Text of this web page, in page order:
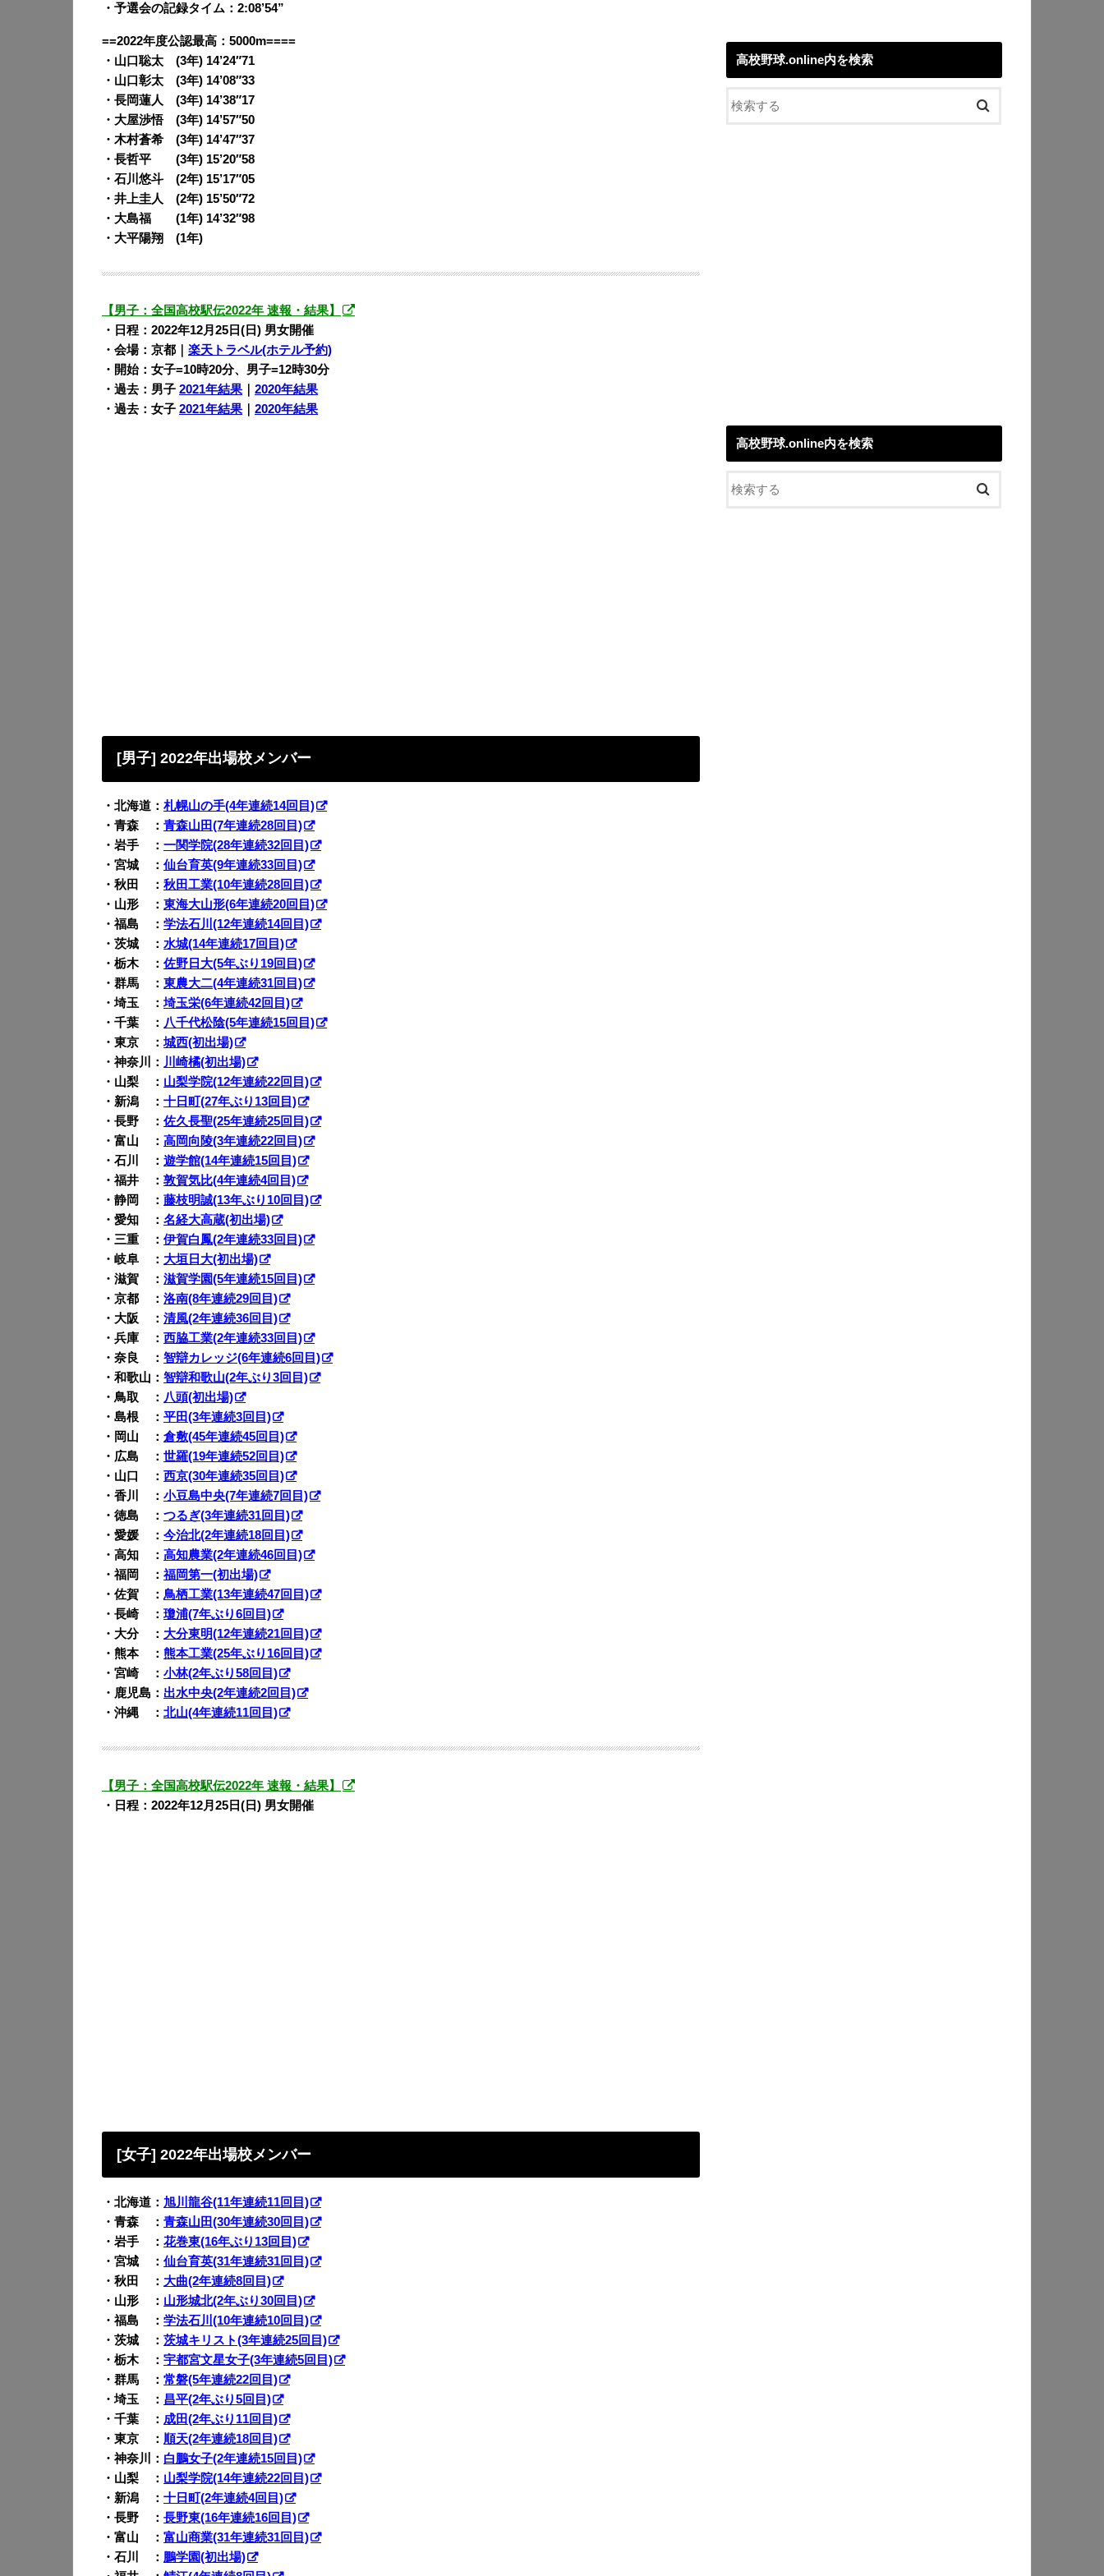
・予選会の記録タイム：2:08’54”
==2022年度公認最高：5000m====
・山口聡太 (3年) 14’24″71
・山口彰太 (3年) 14’08″33
・長岡蓮人 (3年) 14’38″17
・大屋渉悟 (3年) 14’57″50
・木村蒼希 (3年) 14’47″37
・長哲平 (3年) 15’20″58
・石川悠斗 (2年) 15’17″05
・井上圭人 (2年) 15’50″72
・大島福 (1年) 14’32″98
・大平陽翔 (1年)
【男子：全国高校駅伝2022年 速報・結果】
・日程：2022年12月25日(日) 男女開催
・会場：京都｜ 楽天トラベル(ホテル予約)
・開始：女子=10時20分、男子=12時30分
・過去：男子 2021年結果
2020年結果
・過去：女子 2021年結果 2020年結果
[男子] 2022年出場校メンバー
・北海道： 札幌山の手(4年連続14回目)
・青森 ： 青森山田(7年連続28回目)
・岩手 ： 一関学院(28年連続32回目)
・宮城 ： 仙台育英(9年連続33回目)
・秋田 ： 秋田工業(10年連続28回目)
・山形 ： 東海大山形(6年連続20回目)
・福島 ： 学法石川(12年連続14回目)
・茨城 ： 水城(14年連続17回目)
・栃木 ： 佐野日大(5年ぶり19回目)
・群馬 ： 東農大二(4年連続31回目)
・埼玉 ：埼玉栄(6年連続42回目)
・千葉 ： 八千代松陰(5年連続15回目)
・東京 ：城西(初出場)
・神奈川： 川崎橘(初出場)
・山梨 ： 山梨学院(12年連続22回目)
・新潟 ： 十日町(27年ぶり13回目)
・長野 ： 佐久長聖(25年連続25回目)
・富山 ： 高岡向陵(3年連続22回目)
・石川 ： 遊学館(14年連続15回目)
・福井 ： 敦賀気比(4年連続4回目)
・静岡 ： 藤枝明誠(13年ぶり10回目)
・愛知 ： 名経大高蔵(初出場)
・三重 ： 伊賀白鳳(2年連続33回目)
・岐阜 ： 大垣日大(初出場)
・滋賀 ： 滋賀学園(5年連続15回目)
・京都 ： 洛南(8年連続29回目)
・大阪 ： 清風(2年連続36回目)
・兵庫 ： 西脇工業(2年連続33回目)
・奈良 ： 智辯カレッジ(6年連続6回目)
・和歌山： 智辯和歌山(2年ぶり3回目)
・鳥取 ： 八頭(初出場)
・島根 ： 平田(3年連続3回目)
・岡山 ： 倉敷(45年連続45回目)
・広島 ： 世羅(19年連続52回目)
・山口 ： 西京(30年連続35回目)
・香川 ： 小豆島中央(7年連続7回目)
・徳島 ： つるぎ(3年連続31回目)
・愛媛 ： 今治北(2年連続18回目)
・高知 ： 高知農業(2年連続46回目)
・福岡 ： 福岡第一(初出場)
・佐賀 ： 鳥栖工業(13年連続47回目)
・長崎 ： 瓊浦(7年ぶり6回目)
・大分 ： 大分東明(12年連続21回目)
・熊本 ： 熊本工業(25年ぶり16回目)
・宮崎 ： 小林(2年ぶり58回目)
・鹿児島： 出水中央(2年連続2回目)
・沖縄 ： 北山(4年連続11回目)
【男子：全国高校駅伝2022年 速報・結果】
・日程：2022年12月25日(日) 男女開催
[女子] 2022年出場校メンバー
・北海道： 旭川龍谷(11年連続11回目)
・青森 ： 青森山田(30年連続30回目)
・岩手 ： 花巻東(16年ぶり13回目)
・宮城 ： 仙台育英(31年連続31回目)
・秋田 ： 大曲(2年連続8回目)
・山形 ： 山形城北(2年ぶり30回目)
・福島 ： 学法石川(10年連続10回目)
・茨城 ： 茨城キリスト(3年連続25回目)
・栃木 ： 宇都宮文星女子(3年連続5回目)
・群馬 ： 常磐(5年連続22回目)
・埼玉 ： 昌平(2年ぶり5回目)
・千葉 ： 成田(2年ぶり11回目)
・東京 ： 順天(2年連続18回目)
・神奈川： 白鵬女子(2年連続15回目)
・山梨 ： 山梨学院(14年連続22回目)
・新潟 ： 十日町(2年連続4回目)
・長野 ： 長野東(16年連続16回目)
・富山 ： 富山商業(31年連続31回目)
・石川 ： 鵬学園(初出場)
高校野球.online内を検索
高校野球.online内を検索